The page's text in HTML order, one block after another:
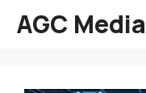
AGC Media